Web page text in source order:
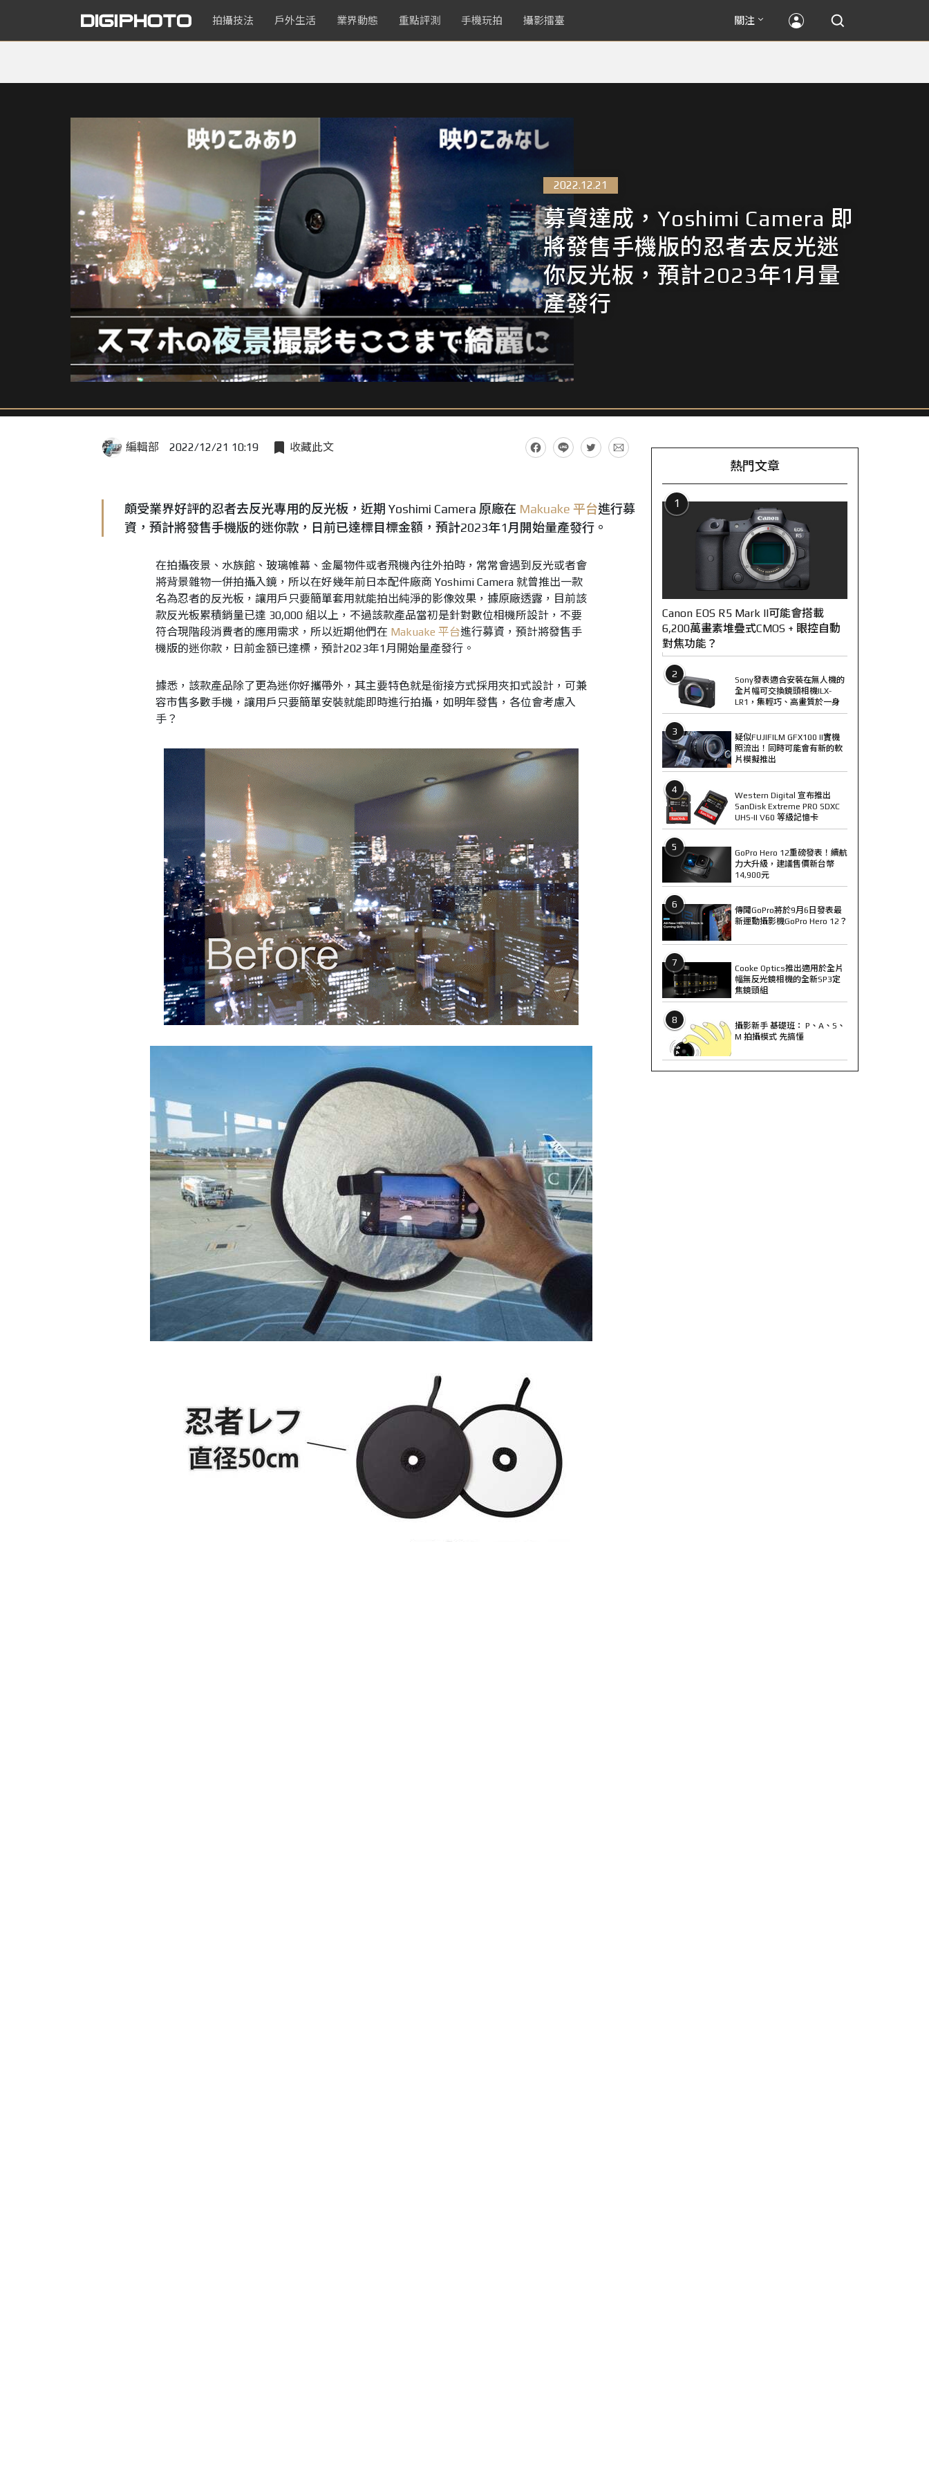
拍攝技法 戶外生活 業界動態 重點評測 手機玩拍 攝影擂臺 關注
2022.12.21
募資達成，Yoshimi Camera 即
將發售手機版的忍者去反光迷
你反光板，預計2023年1月量
產發行
編輯部 2022/12/21 10:19 收藏此文
頗受業界好評的忍者去反光專用的反光板，近期 Yoshimi Camera 原廠在 Makuake 平台進行募
資，預計將發售手機版的迷你款，日前已達標目標金額，預計2023年1月開始量產發行。
在拍攝夜景、水族館、玻璃帷幕、金屬物件或者飛機內往外拍時，常常會遇到反光或者會
將背景雜物一併拍攝入鏡，所以在好幾年前日本配件廠商 Yoshimi Camera 就曾推出一款
名為忍者的反光板，讓用戶只要簡單套用就能拍出純淨的影像效果，據原廠透露，目前該
款反光板累積銷量已達 30,000 組以上，不過該款產品當初是針對數位相機所設計，不要
符合現階段消費者的應用需求，所以近期他們在 Makuake 平台進行募資，預計將發售手
機版的迷你款，日前金額已達標，預計2023年1月開始量產發行。
據悉，該款產品除了更為迷你好攜帶外，其主要特色就是銜接方式採用夾扣式設計，可兼
容市售多數手機，讓用戶只要簡單安裝就能即時進行拍攝，如明年發售，各位會考慮入
手？
熱門文章
1
Canon EOS R5 Mark II可能會搭載
6,200萬畫素堆疊式CMOS + 眼控自動
對焦功能？
2
Sony發表適合安裝在無人機的
全片幅可交換鏡頭相機ILX-
LR1，集輕巧、高畫質於一身
3
疑似FUJIFILM GFX100 II實機
照流出！同時可能會有新的軟
片模擬推出
4
Western Digital 宣布推出
SanDisk Extreme PRO SDXC
UHS-II V60 等級記憶卡
5
GoPro Hero 12重磅發表！續航
力大升級，建議售價新台幣
14,900元
6
傳聞GoPro將於9月6日發表最
新運動攝影機GoPro Hero 12？
7
Cooke Optics推出適用於全片
幅無反光鏡相機的全新SP3定
焦鏡頭組
8
攝影新手 基礎班： P、A、S、
M 拍攝模式 先搞懂